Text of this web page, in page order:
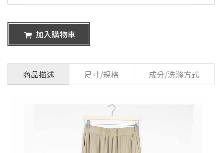
加入購物車
商品描述 尺寸/規格 成分/洗滌方式